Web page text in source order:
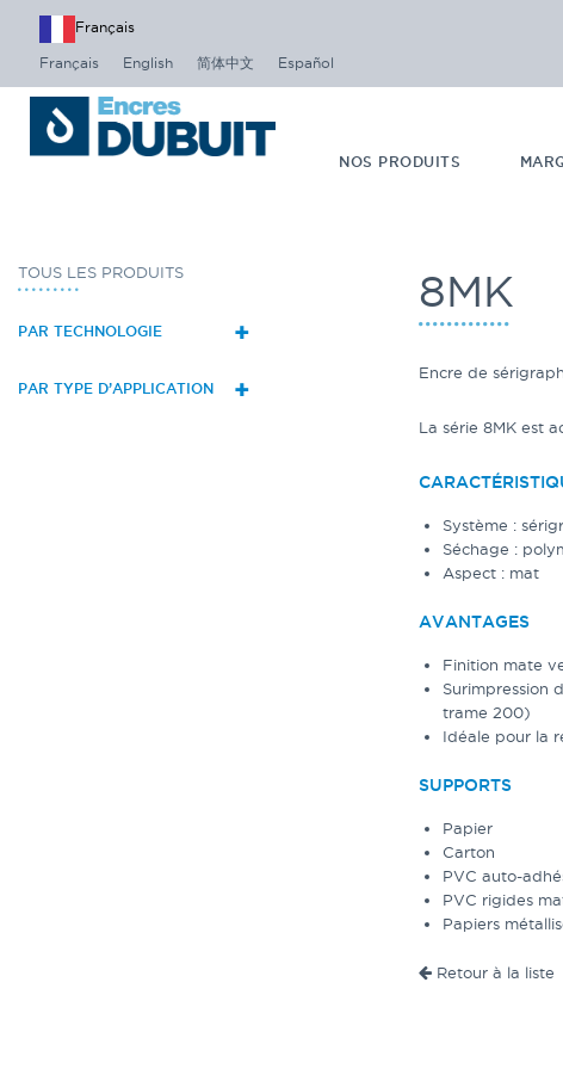
Français
Français English 简体中文 Español
NOS PRODUITS
TOUS LES PRODUITS
+
PAR TECHNOLOGIE
+
PAR TYPE D’APPLICATION
8MK
Encre de
La série 8MK est
Système :
Séchage :
Aspect : mat
AVANTAGES
Finition mate
Surimpression
trame 200)
Idéale pour la
SUPPORTS
Papier
Carton
PVC auto-
PVC rigides
Papiers
Retour à la liste